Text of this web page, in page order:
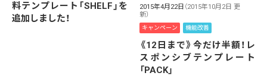
料テンプレート「SHELF」を
追加しました！
2015年4月22日 （2015年10月2日 更
新）
キャンペーン 機能改善
《12日まで》今だけ半額！レ
スポンシブテンプレート
「PACK」